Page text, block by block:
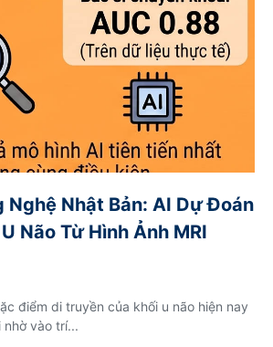
Nghệ Nhật Bản: AI Dự Đoán
Não Từ Hình Ảnh MRI
điểm di truyền của khối u não hiện nay
vào trí...